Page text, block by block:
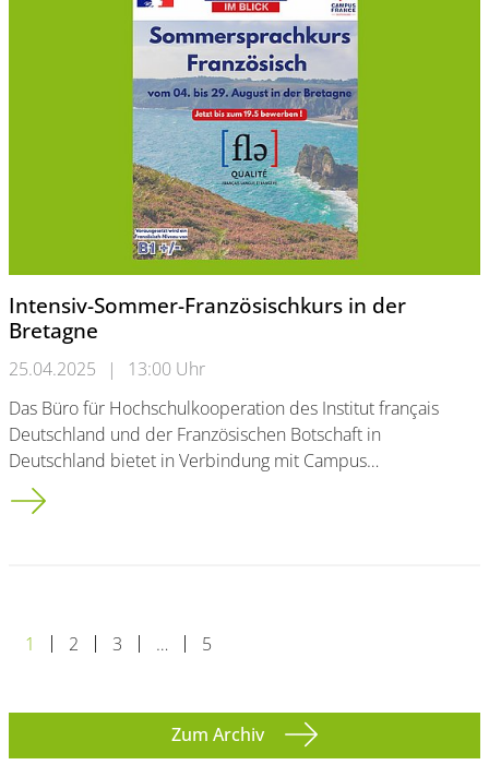
Intensiv-Sommer-Französischkurs in der
Bretagne
25.04.2025 |
13:00 Uhr
Das Büro für Hochschulkooperation des Institut français
Deutschland und der Französischen Botschaft in
Deutschland bietet in Verbindung mit Campus…
Intensiv-Sommer-Französischkurs in der Bretagne
1 2 3 … 5
Zum Archiv